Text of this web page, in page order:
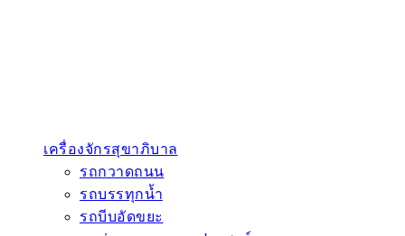
เครื่องจักรสุขาภิบาล
รถกวาดถนน
รถบรรทุกน้ำ
รถบีบอัดขยะ